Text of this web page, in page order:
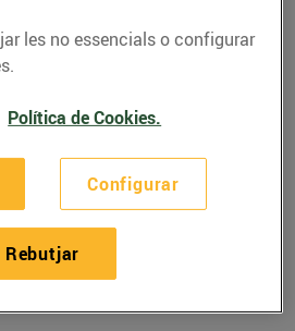
Premis Vinari han sumat
els vins catalans. I aquest
per tal de continuar donant
a accions que tenen els
Vinari, com a principals
les no essencials o configurar
Política de Cookies.
Configurar
Rebutjar